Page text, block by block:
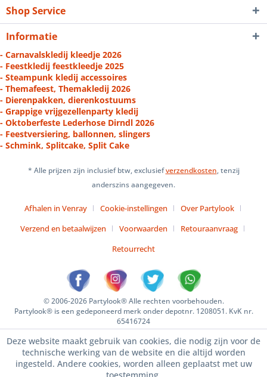
Shop Service
Informatie
- Carnavalskledij kleedje 2026
- Feestkledij feestkleedje 2025
- Steampunk kledij accessoires
- Themafeest, Themakledij 2026
- Dierenpakken, dierenkostuums
- Grappige vrijgezellenparty kledij
- Oktoberfeste Lederhose Dirndl 2026
- Feestversiering, ballonnen, slingers
- Schmink, Splitcake, Split Cake
* Alle prijzen zijn inclusief btw, exclusiefverzendkosten, tenzij
anderszins aangegeven.
Afhalen in Venray Cookie-instellingen
Over Partylook
Verzend en betaalwijzen
Voorwaarden
Retouraanvraag
Retourrecht
© 2006-2026 Partylook® Alle rechten voorbehouden.
Partylook® is een gedeponeerd merk onder depotnr. 1208051. KvK nr.
65416724
Deze website maakt gebruik van cookies, die nodig zijn voor de
technische werking van de website en die altijd worden
ingesteld. Andere cookies, worden alleen geplaatst met uw